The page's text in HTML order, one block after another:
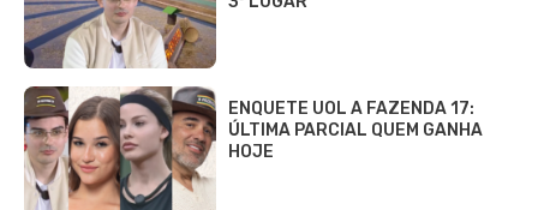
ENQUETE UOL A FAZENDA 17:
ÚLTIMA PARCIAL QUEM GANHA
HOJE